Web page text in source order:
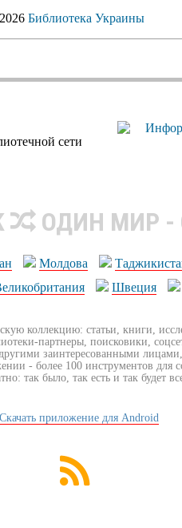
Библиотека Украины
сети
ОДИН МИР -
Молдова
Швеция
коллекцию: статьи, книги,
партнеры, поисковики,
заинтересованными
- более 100 инструментов для
так было, так есть и так будет
Скачать приложение для Android